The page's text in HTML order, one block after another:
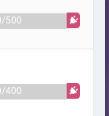
500
400